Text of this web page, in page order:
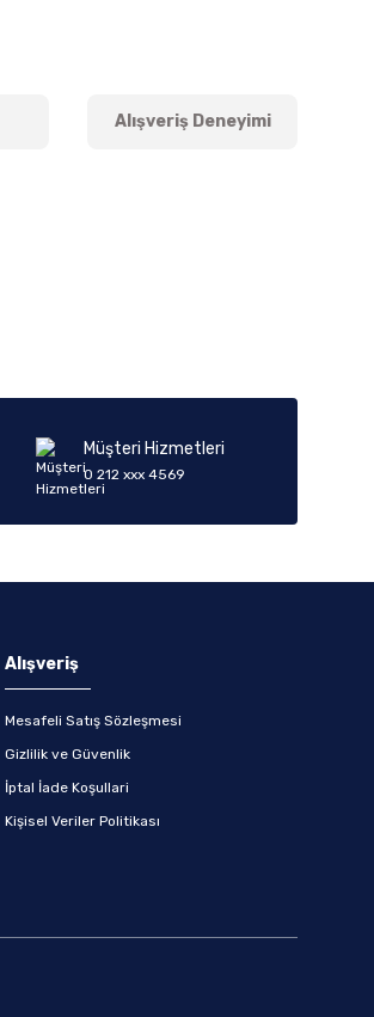
Alışveriş Deneyimi
Müşteri Hizmetleri
0 212 xxx 4569
Alışveriş
Mesafeli Satış Sözleşmesi
Gizlilik ve Güvenlik
İptal İade Koşullari
Kişisel Veriler Politikası